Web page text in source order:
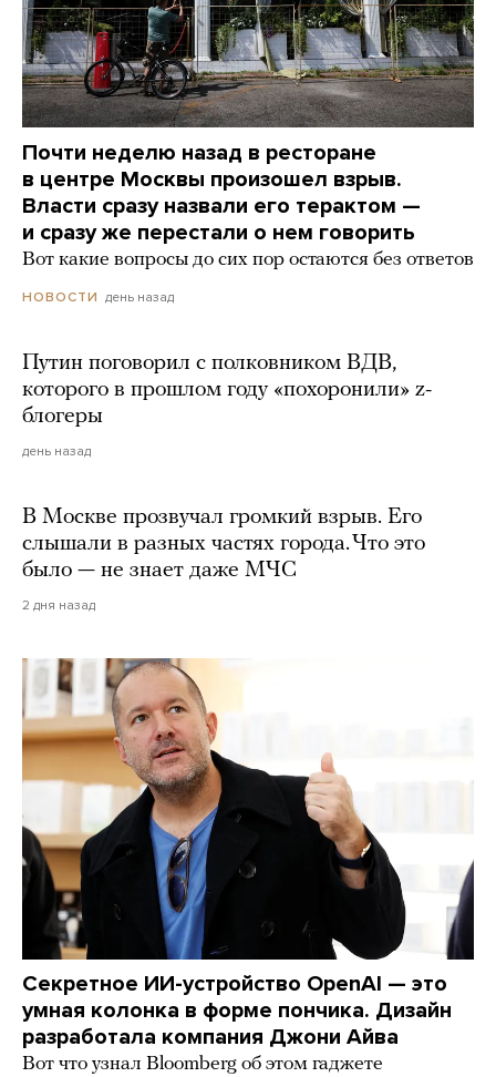
Почти неделю назад в ресторане
в центре Москвы произошел взрыв.
Власти сразу назвали его терактом —
и сразу же перестали о нем говорить
Вот какие вопросы до сих пор остаются без ответов
НОВОСТИ день назад
Путин поговорил с полковником ВДВ,
которого в прошлом году «похоронили» z-
блогеры
день назад
В Москве прозвучал громкий взрыв. Его
слышали в разных частях города. Что это
было — не знает даже МЧС
2 дня назад
Секретное ИИ-устройство OpenAI — это
умная колонка в форме пончика. Дизайн
разработала компания Джони Айва
Вот что узнал Bloomberg об этом гаджете